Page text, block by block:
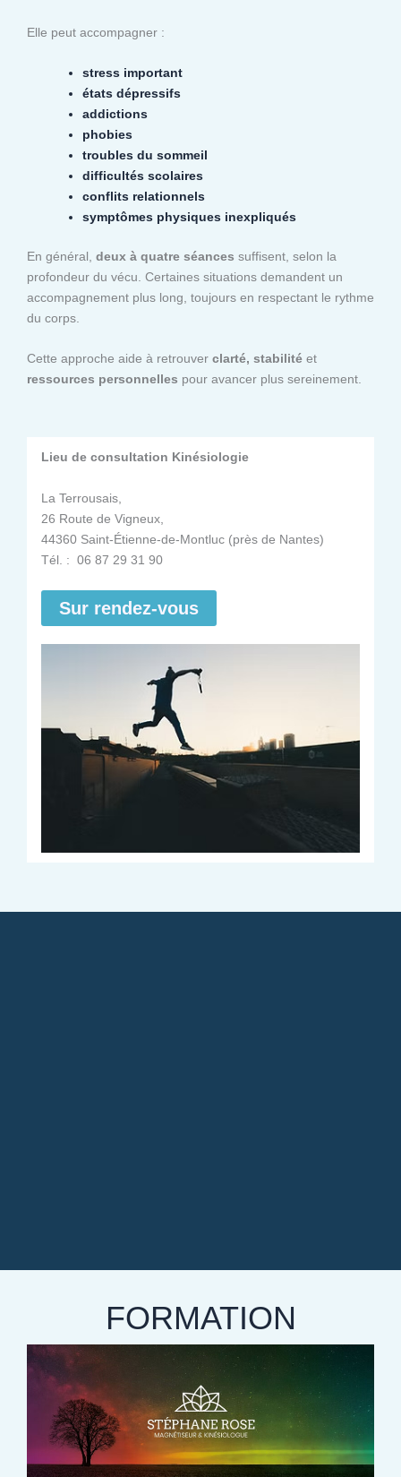
Elle peut accompagner :
stress important
états dépressifs
addictions
phobies
troubles du sommeil
difficultés scolaires
conflits relationnels
symptômes physiques inexpliqués
En général, deux à quatre séances suffisent, selon la
profondeur du vécu. Certaines situations demandent un
accompagnement plus long, toujours en respectant le rythme
du corps.
Cette approche aide à retrouver clarté, stabilité et
ressources personnelles pour avancer plus sereinement.
Lieu de consultation Kinésiologie
La Terrousais,
26 Route de Vigneux,
44360 Saint-Étienne-de-Montluc (près de Nantes)
Tél. : 06 87 29 31 90
Sur rendez-vous
FORMATION